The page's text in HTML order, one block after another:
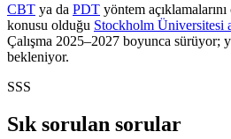
CBT ya da PDT yöntem
konusu olduğu Stockholm Üniversitesi
Çalışma 2025–2027 boyunca sürüyor;
bekleniyor.
SSS
Sık sorulan sorular